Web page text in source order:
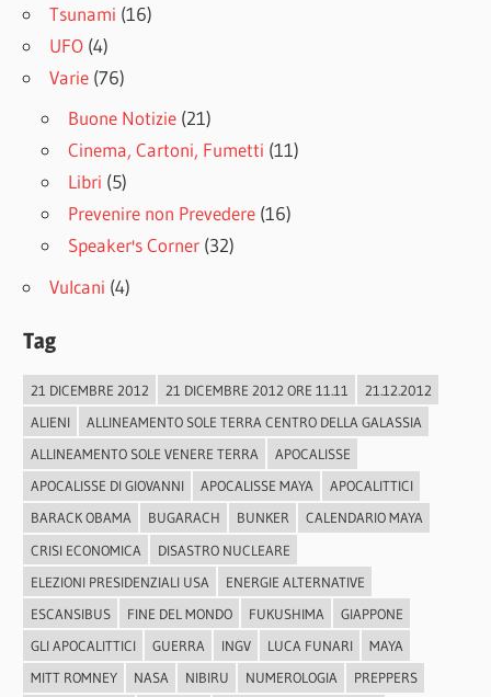
Tsunami (16)
UFO (4)
Varie (76)
Buone Notizie (21)
Cinema, Cartoni, Fumetti (11)
Libri (5)
Prevenire non Prevedere (16)
Speaker's Corner (32)
Vulcani (4)
Tag
21 DICEMBRE 2012 21 DICEMBRE 2012 ORE 11.11
21.12.2012
ALIENI
ALLINEAMENTO SOLE TERRA CENTRO DELLA GALASSIA
ALLINEAMENTO SOLE VENERE TERRA
APOCALISSE
APOCALISSE DI GIOVANNI
APOCALISSE MAYA
APOCALITTICI
BARACK OBAMA
BUGARACH BUNKER
CALENDARIO MAYA
CRISI ECONOMICA
DISASTRO NUCLEARE
ELEZIONI PRESIDENZIALI USA
ENERGIE ALTERNATIVE
ESCANSIBUS
FINE DEL MONDO FUKUSHIMA
GIAPPONE
GLI APOCALITTICI
GUERRA INGV LUCA FUNARI
MAYA
MITT ROMNEY
NASA NIBIRU NUMEROLOGIA PREPPERS